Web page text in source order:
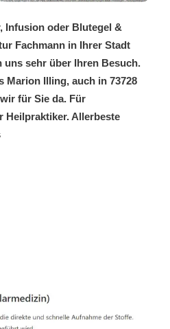
Infusion oder Blutegel &
Fachmann in Ihrer Stadt
sehr über Ihren Besuch.
Illing, auch in 73728
für Sie da. Für
Heilpraktiker. Allerbeste